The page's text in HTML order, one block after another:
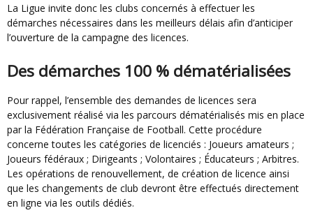
La Ligue invite donc les clubs concernés à effectuer les
démarches nécessaires dans les meilleurs délais afin d’anticiper
l’ouverture de la campagne des licences.
Des démarches 100 % dématérialisées
Pour rappel, l’ensemble des demandes de licences sera
exclusivement réalisé via les parcours dématérialisés mis en place
par la Fédération Française de Football. Cette procédure
concerne toutes les catégories de licenciés : Joueurs amateurs ;
Joueurs fédéraux ; Dirigeants ; Volontaires ; Éducateurs ; Arbitres.
Les opérations de renouvellement, de création de licence ainsi
que les changements de club devront être effectués directement
en ligne via les outils dédiés.